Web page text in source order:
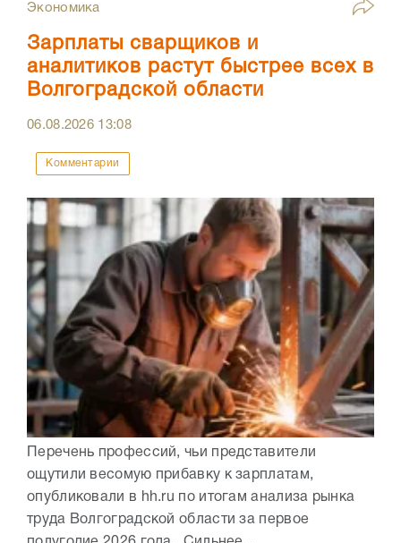
Экономика
Зарплаты сварщиков и
аналитиков растут быстрее всех в
Волгоградской области
06.08.2026 13:08
Комментарии
Перечень профессий, чьи представители
ощутили весомую прибавку к зарплатам,
опубликовали в hh.ru по итогам анализа рынка
труда Волгоградской области за первое